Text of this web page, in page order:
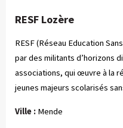
RESF Lozère
RESF (Réseau Education
par des militants d’horizons
associations, qui œuvre à la
jeunes majeurs scolarisés
Ville : Mende